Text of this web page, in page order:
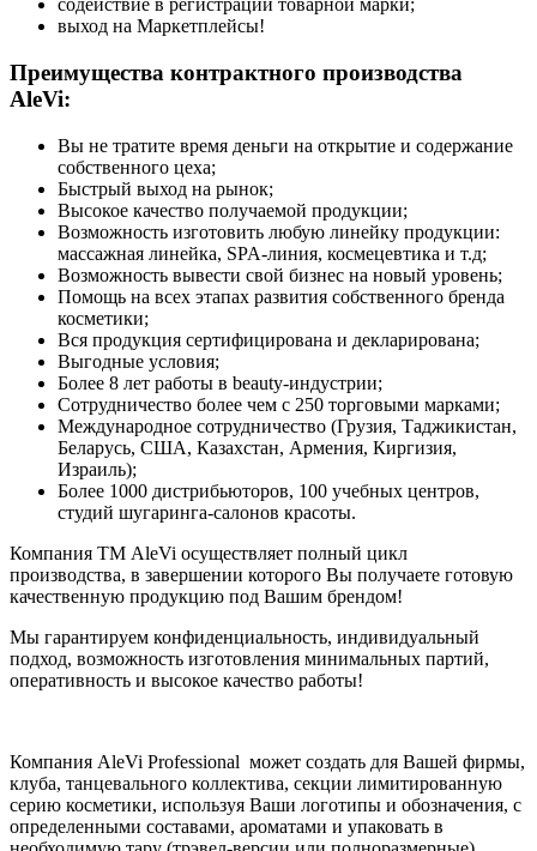
содействие в регистрации товарной марки;
выход на Маркетплейсы!
Преимущества контрактного производства
AleVi:
Вы не тратите время деньги на открытие и содержание
собственного цеха;
Быстрый выход на рынок;
Высокое качество получаемой продукции;
Возможность изготовить любую линейку продукции:
массажная линейка, SPA-линия, космецевтика и т.д;
Возможность вывести свой бизнес на новый уровень;
Помощь на всех этапах развития собственного бренда
косметики;
Вся продукция сертифицирована и декларирована;
Выгодные условия;
Более 8 лет работы в beauty-индустрии;
Сотрудничество более чем с 250 торговыми марками;
Международное сотрудничество (Грузия, Таджикистан,
Беларусь, США, Казахстан, Армения, Киргизия,
Израиль);
Более 1000 дистрибьюторов, 100 учебных центров,
студий шугаринга-салонов красоты.
Компания ТМ AleVi осуществляет полный цикл
производства, в завершении которого Вы получаете готовую
качественную продукцию под Вашим брендом!
Мы гарантируем конфиденциальность, индивидуальный
подход, возможность изготовления минимальных партий,
оперативность и высокое качество работы!
Компания AleVi Professional может создать для Вашей фирмы,
клуба, танцевального коллектива, секции лимитированную
серию косметики, используя Ваши логотипы и обозначения, с
определенными составами, ароматами и упаковать в